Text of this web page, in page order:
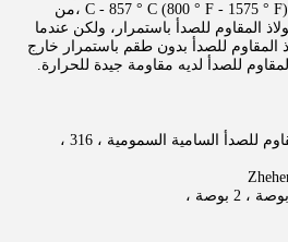
أكسدة جيدة. في نطاق 427 ° C - 857 ° C (800 ° F - 1575 ° F) ،من
عدم استخدام 316 الفولاذ المقاوم للصدأ باستمرار، ولكن عندما
أنابيب الفولاذ المقاوم للصدأ بدون طقم باستمرار خارج
للصدأ لديه مقاومة جيدة للحرارة.
اسم المنتج: أنابيب الفولاذ المقاوم للصدأ السامية السمومية ، 316 ،